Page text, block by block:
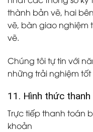
thành bản vẽ, hai
vẽ, bàn giao nghiệm
vẽ.
Chúng tôi tự tin với
những trải nghiệm
11. Hình thức thanh
Trực tiếp thanh toán
khoản